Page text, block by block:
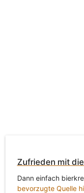
Zufrieden mit
Dann einfach
bevorzugte Quelle